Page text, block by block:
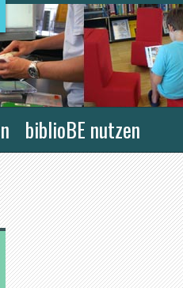
biblioBE nutzen